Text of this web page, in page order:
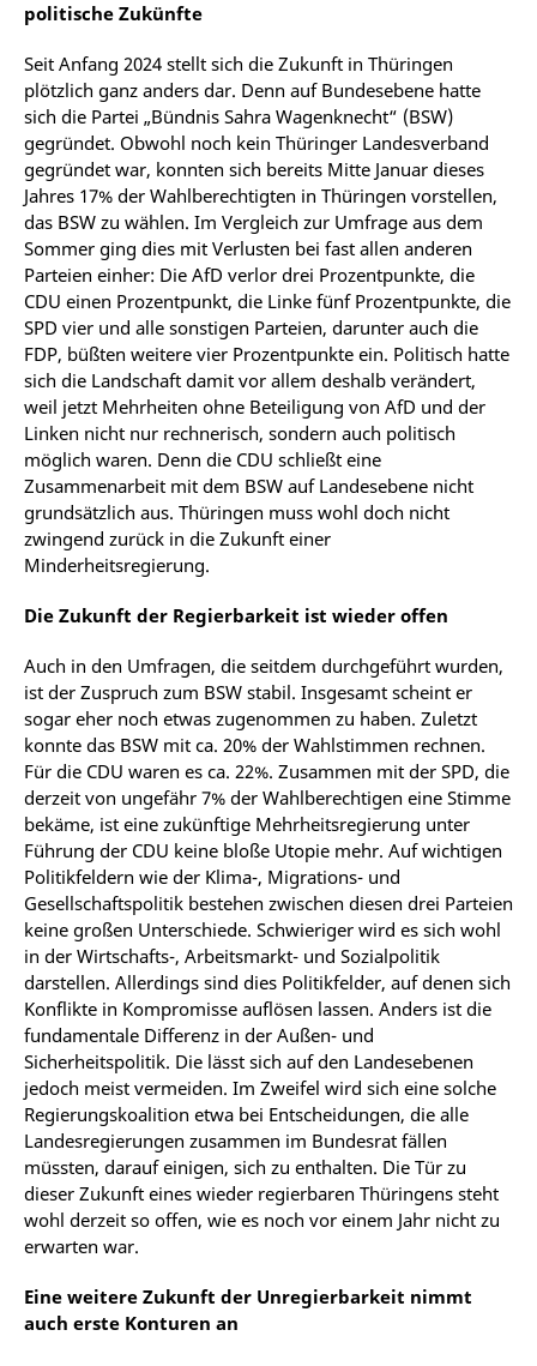
politische Zukünfte
Seit Anfang 2024 stellt sich die Zukunft in Thüringen
plötzlich ganz anders dar. Denn auf Bundesebene hatte
sich die Partei „Bündnis Sahra Wagenknecht“ (BSW)
gegründet. Obwohl noch kein Thüringer Landesverband
gegründet war, konnten sich bereits Mitte Januar dieses
Jahres 17% der Wahlberechtigten in Thüringen vorstellen,
das BSW zu wählen. Im Vergleich zur Umfrage aus dem
Sommer ging dies mit Verlusten bei fast allen anderen
Parteien einher: Die AfD verlor drei Prozentpunkte, die
CDU einen Prozentpunkt, die Linke fünf Prozentpunkte, die
SPD vier und alle sonstigen Parteien, darunter auch die
FDP, büßten weitere vier Prozentpunkte ein. Politisch hatte
sich die Landschaft damit vor allem deshalb verändert,
weil jetzt Mehrheiten ohne Beteiligung von AfD und der
Linken nicht nur rechnerisch, sondern auch politisch
möglich waren. Denn die CDU schließt eine
Zusammenarbeit mit dem BSW auf Landesebene nicht
grundsätzlich aus. Thüringen muss wohl doch nicht
zwingend zurück in die Zukunft einer
Minderheitsregierung.
Die Zukunft der Regierbarkeit ist wieder offen
Auch in den Umfragen, die seitdem durchgeführt wurden,
ist der Zuspruch zum BSW stabil. Insgesamt scheint er
sogar eher noch etwas zugenommen zu haben. Zuletzt
konnte das BSW mit ca. 20% der Wahlstimmen rechnen.
Für die CDU waren es ca. 22%. Zusammen mit der SPD, die
derzeit von ungefähr 7% der Wahlberechtigen eine Stimme
bekäme, ist eine zukünftige Mehrheitsregierung unter
Führung der CDU keine bloße Utopie mehr. Auf wichtigen
Politikfeldern wie der Klima-, Migrations- und
Gesellschaftspolitik bestehen zwischen diesen drei Parteien
keine großen Unterschiede. Schwieriger wird es sich wohl
in der Wirtschafts-, Arbeitsmarkt- und Sozialpolitik
darstellen. Allerdings sind dies Politikfelder, auf denen sich
Konflikte in Kompromisse auflösen lassen. Anders ist die
fundamentale Differenz in der Außen- und
Sicherheitspolitik. Die lässt sich auf den Landesebenen
jedoch meist vermeiden. Im Zweifel wird sich eine solche
Regierungskoalition etwa bei Entscheidungen, die alle
Landesregierungen zusammen im Bundesrat fällen
müssten, darauf einigen, sich zu enthalten. Die Tür zu
dieser Zukunft eines wieder regierbaren Thüringens steht
wohl derzeit so offen, wie es noch vor einem Jahr nicht zu
erwarten war.
Eine weitere Zukunft der Unregierbarkeit nimmt
auch erste Konturen an